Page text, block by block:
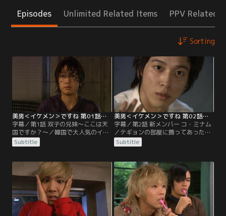
Episodes Unlimited Related Items PPV Related
Sorting
美男＜イケメン＞ですね 第01話／字幕
字幕／第1話 双子の兄妹～ここは天
国ですか？～／韓国で大人気のイケ
メンバンドA.N.JELLのリーダー、テ
ギョンは新しいメンバーを加入させ
反発。新メンバーコ・ミナムの歌声
を試すため彼をスタジオに連れてい
き、歌を歌うよう強要する。歌い始
める彼の声はまるで天使の歌声
で…。
Subtitle
美男＜イケメン＞ですね 第02話／字幕
字幕／第2話 新メンバー コ・ミナム
／テギョンの部屋に飾ってあったト
ロフィーで、頭を打ち気絶したミナ
ム。救急車を呼ぶ騒動に。それによ
間で広まり大騒ぎになる。アン社長
はその不仲説を解こうとミナムのデ
ビューを2週後に決めてしまい、ミ
ナムは渋々レッスンを受けること
に。
Subtitle